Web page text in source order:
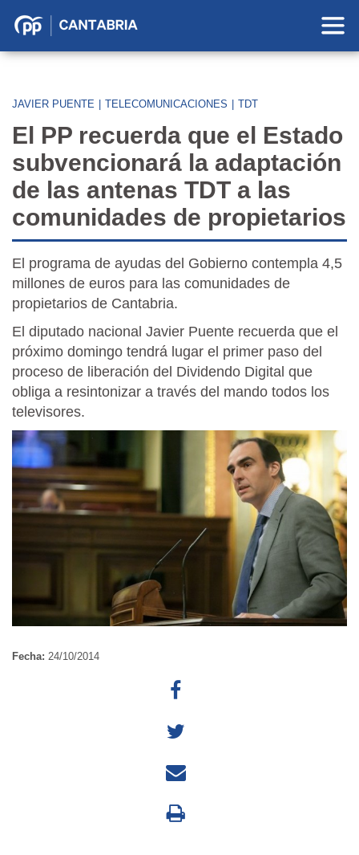
Partido
Cantabria
JAVIER PUENTE TELECOMUNICACIONES TDT
El PP recuerda que el Estado
subvencionará la adaptación
de las antenas TDT a las
comunidades de propietarios
El programa de ayudas del Gobierno contempla 4,5
millones de euros para las comunidades de
propietarios de Cantabria.
El diputado nacional Javier Puente recuerda que el
próximo domingo tendrá lugar el primer paso del
proceso de liberación del Dividendo Digital que
obliga a resintonizar a través del mando todos los
televisores.
Fecha: 24/10/2014